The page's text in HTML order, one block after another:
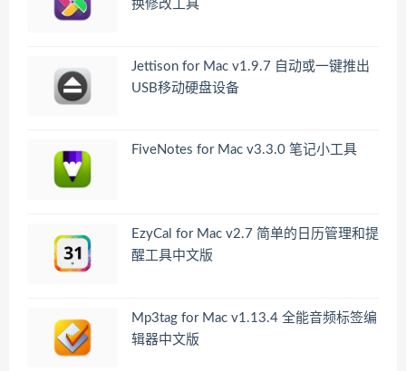
换修改工具
Jettison for Mac v1.9.7 自动或一键推出
USB移动硬盘设备
FiveNotes for Mac v3.3.0 笔记小工具
EzyCal for Mac v2.7 简单的日历管理和提
醒工具中文版
Mp3tag for Mac v1.13.4 全能音频标签编
辑器中文版